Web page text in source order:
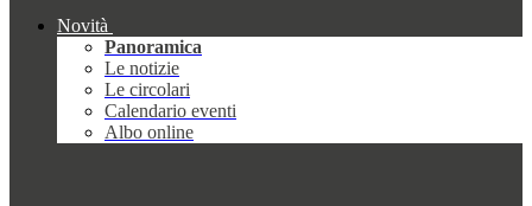
Novità
Panoramica
Le notizie
Le circolari
Calendario eventi
Albo online